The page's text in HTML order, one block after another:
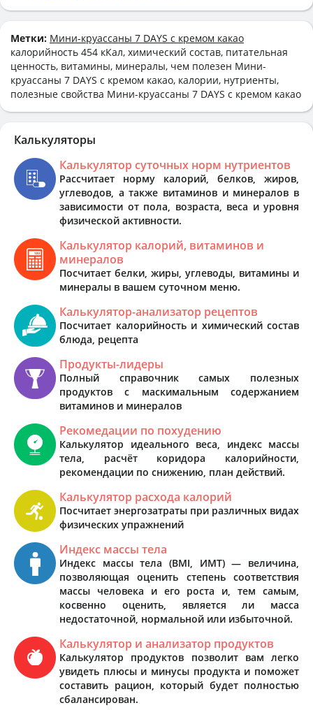
Метки: Мини-круассаны 7 DAYS с кремом какао
калорийность 454 кКал, химический состав, питательная
ценность, витамины, минералы, чем полезен Мини-
круассаны 7 DAYS с кремом какао, калории, нутриенты,
полезные свойства Мини-круассаны 7 DAYS с кремом какао
Калькуляторы
Калькулятор суточных норм нутриентов
Рассчитает норму калорий, белков, жиров,
углеводов, а также витаминов и минералов в
зависимости от пола, возраста, веса и уровня
физической активности.
Калькулятор калорий, витаминов и
минералов
Посчитает белки, жиры, углеводы, витамины и
минералы в вашем суточном меню.
Калькулятор-анализатор рецептов
Посчитает калорийность и химический состав
блюда, рецепта
Продукты-лидеры
Полный справочник самых полезных
продуктов с маскимальным содержанием
витаминов и минералов
Рекомедации по похудению
Калькулятор идеального веса, индекс массы
тела, расчёт коридора калорийности,
рекомендации по снижению, план действий.
Калькулятор расхода калорий
Посчитает энергозатраты при различных видах
физических упражнений
Индекс массы тела
Индекс массы тела (BMI, ИМТ) — величина,
позволяющая оценить степень соответствия
массы человека и его роста и, тем самым,
косвенно оценить, является ли масса
недостаточной, нормальной или избыточной.
Калькулятор и анализатор продуктов
Калькулятор продуктов позволит вам легко
увидеть плюсы и минусы продукта и поможет
составить рацион, который будет полностью
сбалансирован.